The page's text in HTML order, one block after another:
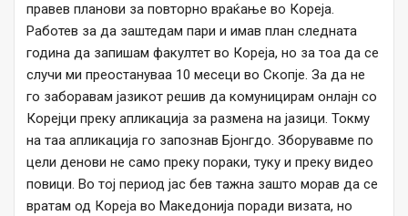
правев планови за повторно враќање во Кореја.
Работев за да заштедам пари и имав план следната
година да запишам факултет во Кореја, но за тоа да се
случи ми преостануваа 10 месеци во Скопје. За да не
го заборавам јазикот решив да комуницирам онлајн со
Корејци преку апликација за размена на јазици. Токму
на таа апликација го запознав Бјонгдо. Зборувавме по
цели денови не само преку пораки, туку и преку видео
повици. Во тој период јас бев тажна зашто морав да се
вратам од Кореја во Македонија поради визата, но